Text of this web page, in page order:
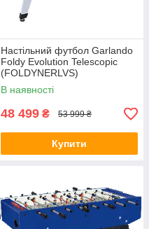
Настільний футбол Garlando
Foldy Evolution Telescopic
(FOLDYNERLVS)
В наявності
48 499 ₴ 53 999 ₴
Купити